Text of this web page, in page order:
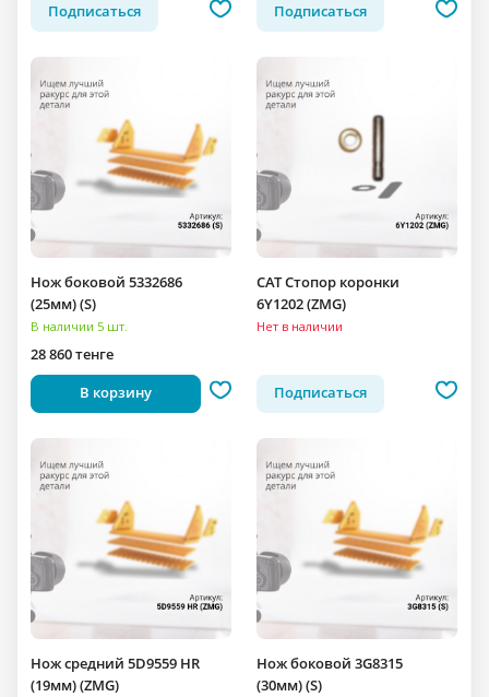
Подписаться
Подписаться
Нож боковой 5332686
(25мм) (S)
В наличии 5 шт.
28 860 тенге
В корзину
CAT Стопор коронки
6Y1202 (ZMG)
Нет в наличии
Подписаться
Нож средний 5D9559 HR
(19мм) (ZMG)
Нож боковой 3G8315
(30мм) (S)